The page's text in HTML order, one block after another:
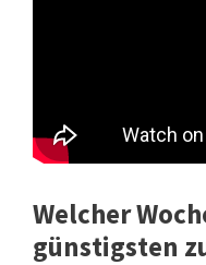
Welcher
günstigsten